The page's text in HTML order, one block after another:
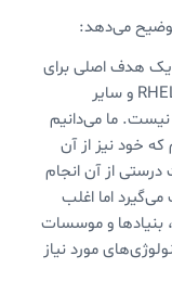
می‌دهد:
یک هدف اصلی برای
Red Hat است و این تنها به منزله ساخت RHEL و سایر
نیست. ما می‌دانیم
خود نیز از آن
از آن انجام
اما اغلب
بنیادها و موسسات
مورد نیاز